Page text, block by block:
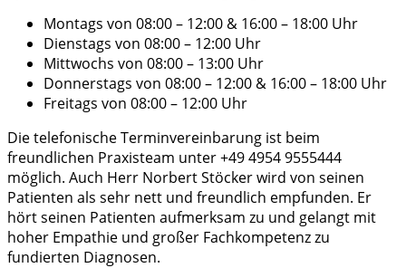
Montags von 08:00 – 12:00 & 16:00 – 18:00 Uhr
Dienstags von 08:00 – 12:00 Uhr
Mittwochs von 08:00 – 13:00 Uhr
Donnerstags von 08:00 – 12:00 & 16:00 – 18:00 Uhr
Freitags von 08:00 – 12:00 Uhr
Die telefonische Terminvereinbarung ist beim
freundlichen Praxisteam unter +49 4954 9555444
möglich. Auch Herr Norbert Stöcker wird von seinen
Patienten als sehr nett und freundlich empfunden. Er
hört seinen Patienten aufmerksam zu und gelangt mit
hoher Empathie und großer Fachkompetenz zu
fundierten Diagnosen.